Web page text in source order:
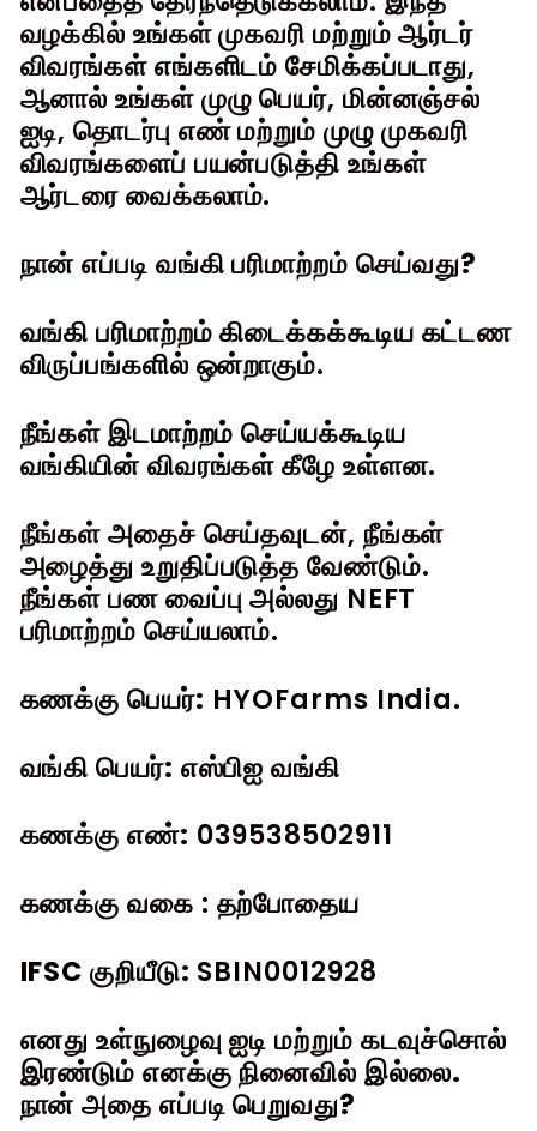
வழக்கில் உங்கள் முகவரி மற்றும் ஆர்டர்
விவரங்கள் எங்களிடம் சேமிக்கப்படாது,
ஆனால் உங்கள் முழு பெயர், மின்னஞ்சல்
ஐடி, தொடர்பு எண் மற்றும் முழு முகவரி
விவரங்களைப் பயன்படுத்தி உங்கள்
ஆர்டரை வைக்கலாம்.
நான் எப்படி வங்கி பரிமாற்றம் செய்வது?
வங்கி பரிமாற்றம் கிடைக்கக்கூடிய கட்டண
விருப்பங்களில் ஒன்றாகும்.
நீங்கள் இடமாற்றம் செய்யக்கூடிய
வங்கியின் விவரங்கள் கீழே உள்ளன.
நீங்கள் அதைச் செய்தவுடன், நீங்கள்
அழைத்து உறுதிப்படுத்த வேண்டும்.
நீங்கள் பண வைப்பு அல்லது NEFT
பரிமாற்றம் செய்யலாம்.
கணக்கு பெயர்: HYOFarms India.
வங்கி பெயர்: எஸ்பிஐ வங்கி
கணக்கு எண்: 039538502911
கணக்கு வகை : தற்போதைய
IFSC குறியீடு: SBIN0012928
எனது உள்நுழைவு ஐடி மற்றும் கடவுச்சொல்
இரண்டும் எனக்கு நினைவில் இல்லை.
நான் அதை எப்படி பெறுவது?